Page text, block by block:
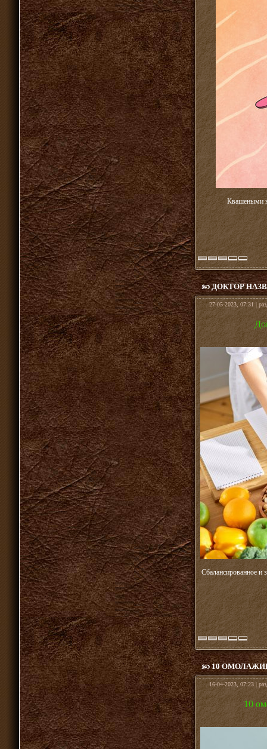
Квашеными
ДОКТОР
27-05-2023, 07:31 |
Сбалансированное и
10
16-04-2023, 07:23 |
10